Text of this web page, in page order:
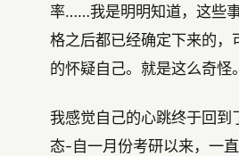
率……我是明明知道，这些
格之后都已经确定下来的，
的怀疑自己。就是这么奇怪。
我感觉自己的心跳终于回到
态-自一月份考研以来，一